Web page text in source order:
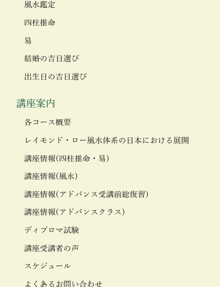
風水鑑定
四柱推命
易
結婚の吉日選び
出生日の吉日選び
講座案内
各コース概要
レイモンド・ロー風水体系の日本における展開
講座情報(四柱推命・易)
講座情報(風水)
講座情報(アドバンス受講前総復習)
講座情報(アドバンスクラス)
ディプロマ試験
講座受講者の声
スケジュール
よくあるお問い合わせ